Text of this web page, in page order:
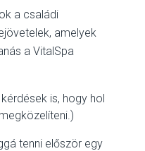
a családi
amelyek
a VitalSpa
is, hogy hol
tenni először egy